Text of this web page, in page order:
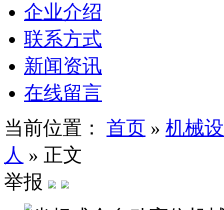
企业介绍
联系方式
新闻资讯
在线留言
当前位置： 首页 » 机械
人 » 正文
举报